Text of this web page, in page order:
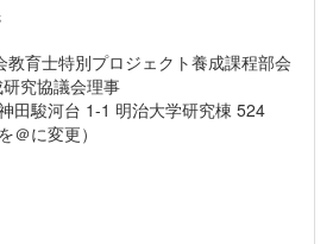
教育士特別プロジェクト養成課程部会
究協議会理事
田駿河台 1-1 明治大学研究棟 524
＠に変更）